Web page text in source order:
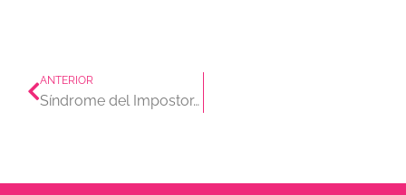
ANTERIOR
Síndrome del Impostor, errores y otras vulnerabilidades – Podcast Menos Recursos, Más Humanos